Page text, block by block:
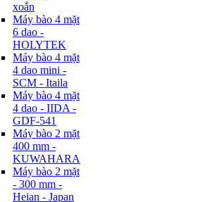
xoắn
Máy bào 4 mặt
6 dao -
HOLYTEK
Máy bào 4 mặt
4 dao mini -
SCM - Itaila
Máy bào 4 mặt
4 dao - IIDA -
GDF-541
Máy bào 2 mặt
400 mm -
KUWAHARA
Máy bào 2 mặt
- 300 mm -
Heian - Japan